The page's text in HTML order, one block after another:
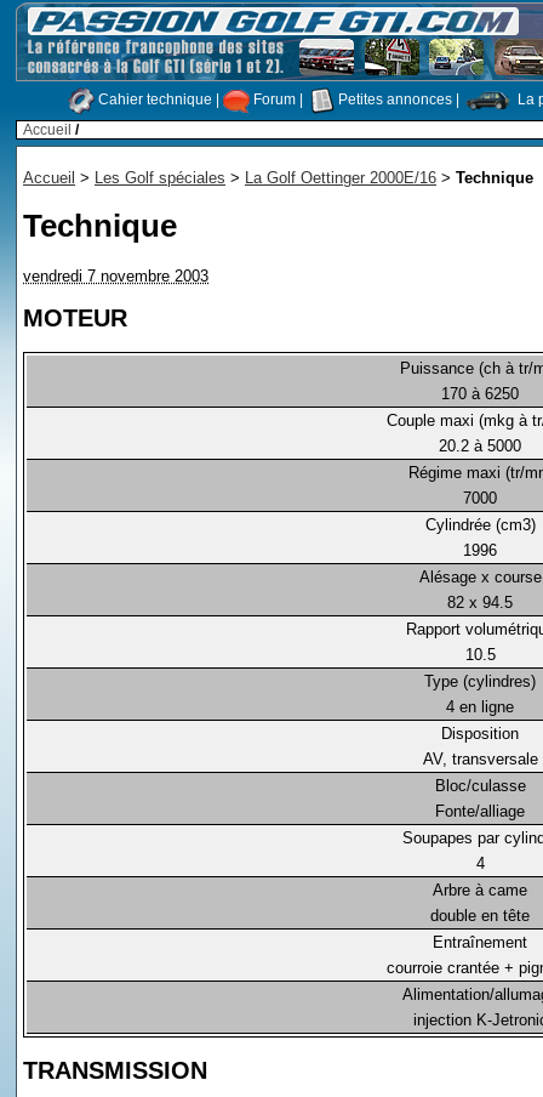
Cahier technique Forum Petites annonces
La
Accueil /
Accueil > Les Golf spéciales > La Golf Oettinger 2000E/16 > Technique
Technique
vendredi 7 novembre 2003
MOTEUR
Puissance (ch à tr/
170 à 6250
Couple maxi (mkg à
20.2 à 5000
Régime maxi (tr/
7000
Cylindrée (cm3)
1996
Alésage x course
82 x 94.5
Rapport
10.5
Type (cylindres)
4 en ligne
Disposition
AV, transversale
Bloc/culasse
Fonte/alliage
Soupapes par
4
Arbre à came
double en tête
Entraînement
courroie crantée +
Alimentation/
injection K-
TRANSMISSION